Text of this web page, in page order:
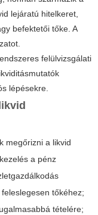
lejáratú hitelkeret,
befektetői tőke. A
felülvizsgálati
lépésekre.
megőrizni a likvid
a pénz
tőkéhez;
tételére;